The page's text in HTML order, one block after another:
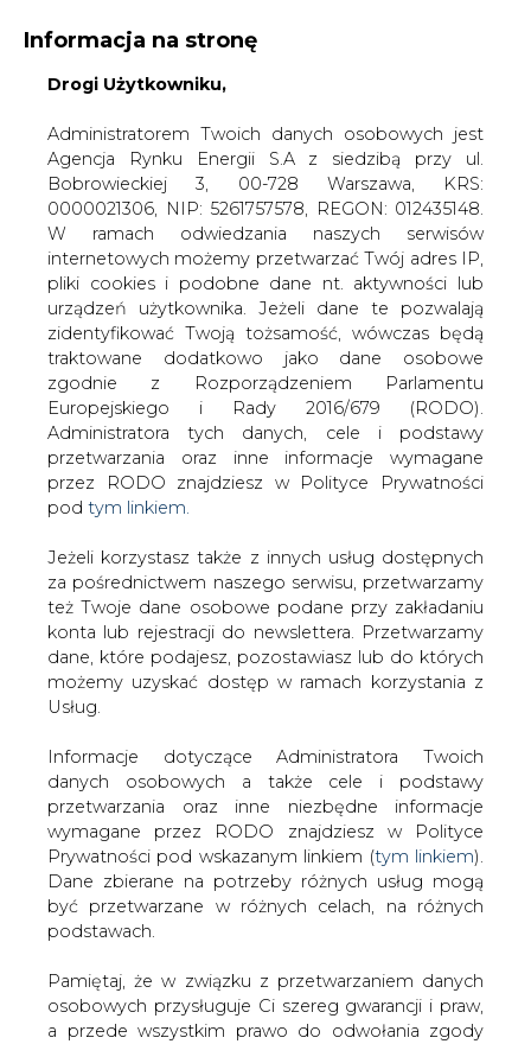
KONTAKT:
WYDAWCA PORTALU:
WYSOKI KONTRAST WIELKOŚĆ TEKSTU A A
ZALOGUJ SIĘ
WŁĄCZ CIRE.TV
Informacja na stronę
Drogi Użytkowniku,
Administratorem Twoich danych osobowych jest
Agencja Rynku Energii S.A z siedzibą przy ul.
Bobrowieckiej 3, 00-728 Warszawa, KRS:
0000021306, NIP: 5261757578, REGON: 012435148.
W ramach odwiedzania naszych serwisów
internetowych możemy przetwarzać Twój adres IP,
pliki cookies i podobne dane nt. aktywności lub
urządzeń użytkownika. Jeżeli dane te pozwalają
zidentyfikować Twoją tożsamość, wówczas będą
traktowane dodatkowo jako dane osobowe
zgodnie z Rozporządzeniem Parlamentu
Europejskiego i Rady 2016/679 (RODO).
Administratora tych danych, cele i podstawy
przetwarzania oraz inne informacje wymagane
przez RODO znajdziesz w Polityce Prywatności
pod tym linkiem.
Jeżeli korzystasz także z innych usług dostępnych
za pośrednictwem naszego serwisu, przetwarzamy
też Twoje dane osobowe podane przy zakładaniu
konta lub rejestracji do newslettera. Przetwarzamy
dane, które podajesz, pozostawiasz lub do których
możemy uzyskać dostęp w ramach korzystania z
Usług.
Informacje dotyczące Administratora Twoich
danych osobowych a także cele i podstawy
przetwarzania oraz inne niezbędne informacje
wymagane przez RODO znajdziesz w Polityce
Prywatności pod wskazanym linkiem (tym linkiem).
Dane zbierane na potrzeby różnych usług mogą
być przetwarzane w różnych celach, na różnych
podstawach.
Pamiętaj, że w związku z przetwarzaniem danych
osobowych przysługuje Ci szereg gwarancji i praw,
a przede wszystkim prawo do odwołania zgody
Strona główna CIEPŁOWNICTWO
Cena węgla ostro
w dół
2008-10-29 00:00
skomentuj
udostępnij:
Cena węgla ostro w dół